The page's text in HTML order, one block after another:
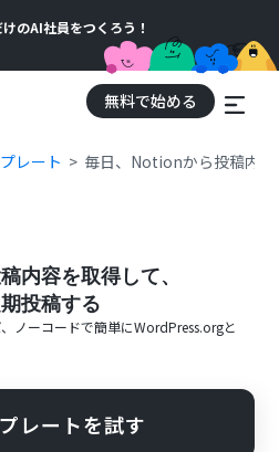
のAI社員をつくろう！
無料で始める
レート 毎日、Notionから投稿内
内容を取得して、
投稿する
ノーコードで簡単にWordPress.orgと
レートを試す